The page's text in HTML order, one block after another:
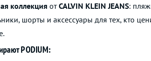
коллекция отCALVIN KLEIN JEANS:
шорты и аксессуары для тех, кто
PODIUM: